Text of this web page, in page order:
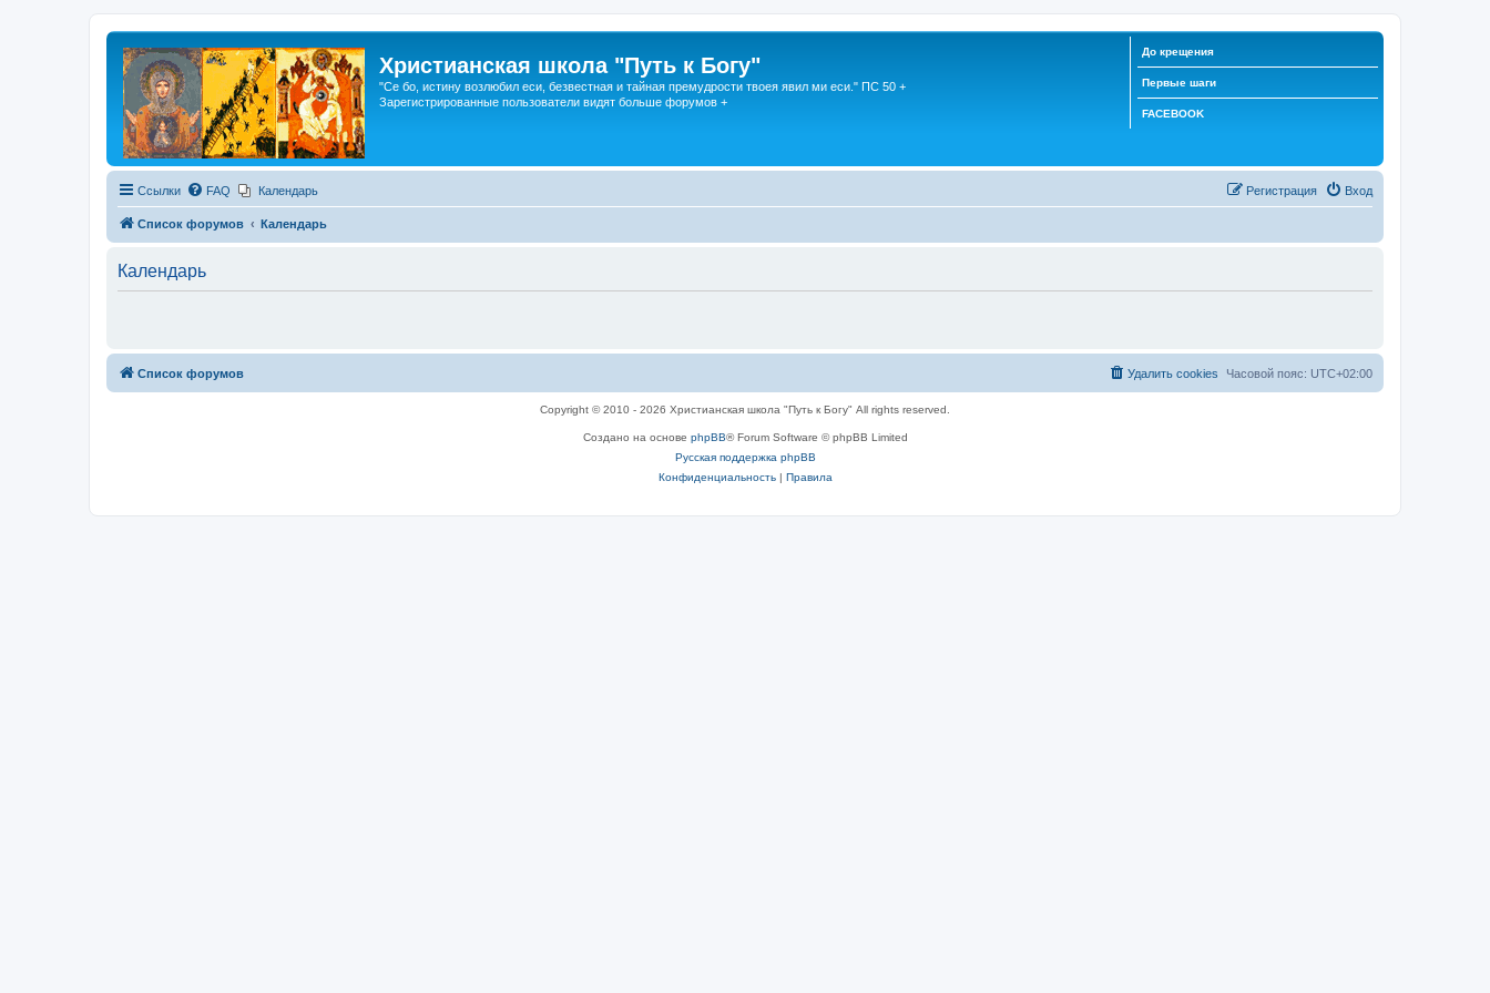
Христианская школа "Путь к Богу"
"Се бо, истину возлюбил еси, безвестная и тайная премудрости твоея явил ми еси." ПС 50 +
Зарегистрированные пользователи видят больше форумов +
До крещения
Первые шаги
FACEBOOK
Ссылки FAQ Календарь Вход
Регистрация
Список форумов Календарь
Календарь
Список форумов Часовой пояс: UTC+02:00
Удалить cookies
Copyright © 2010 - 2026 Христианская школа "Путь к Богу" All rights reserved.
Создано на основе phpBB® Forum Software © phpBB Limited
Русская поддержка phpBB
Конфиденциальность| Правила